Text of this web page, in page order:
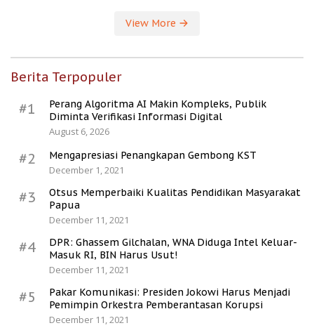
View More
Berita Terpopuler
#1
Perang Algoritma AI Makin Kompleks, Publik
Diminta Verifikasi Informasi Digital
August 6, 2026
#2
Mengapresiasi Penangkapan Gembong KST
December 1, 2021
#3
Otsus Memperbaiki Kualitas Pendidikan Masyarakat
Papua
December 11, 2021
#4
DPR: Ghassem Gilchalan, WNA Diduga Intel Keluar-
Masuk RI, BIN Harus Usut!
December 11, 2021
#5
Pakar Komunikasi: Presiden Jokowi Harus Menjadi
Pemimpin Orkestra Pemberantasan Korupsi
December 11, 2021